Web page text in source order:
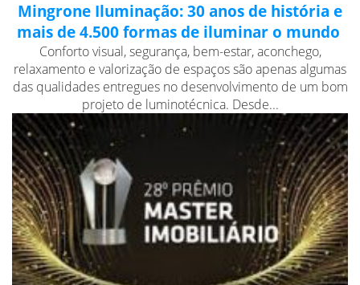
Mingrone Iluminação: 30 anos de história e
mais de 4.500 formas de iluminar o mundo
Conforto visual, segurança, bem-estar, aconchego,
relaxamento e valorização de espaços são apenas algumas
das qualidades entregues no desenvolvimento de um bom
projeto de luminotécnica. Desde...